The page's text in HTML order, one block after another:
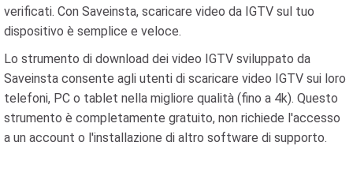
verificati. Con Saveinsta, scaricare video da IGTV sul tuo
dispositivo è semplice e veloce.
Lo strumento di download dei video IGTV sviluppato da
Saveinsta consente agli utenti di scaricare video IGTV sui loro
telefoni, PC o tablet nella migliore qualità (fino a 4k). Questo
strumento è completamente gratuito, non richiede l'accesso
a un account o l'installazione di altro software di supporto.